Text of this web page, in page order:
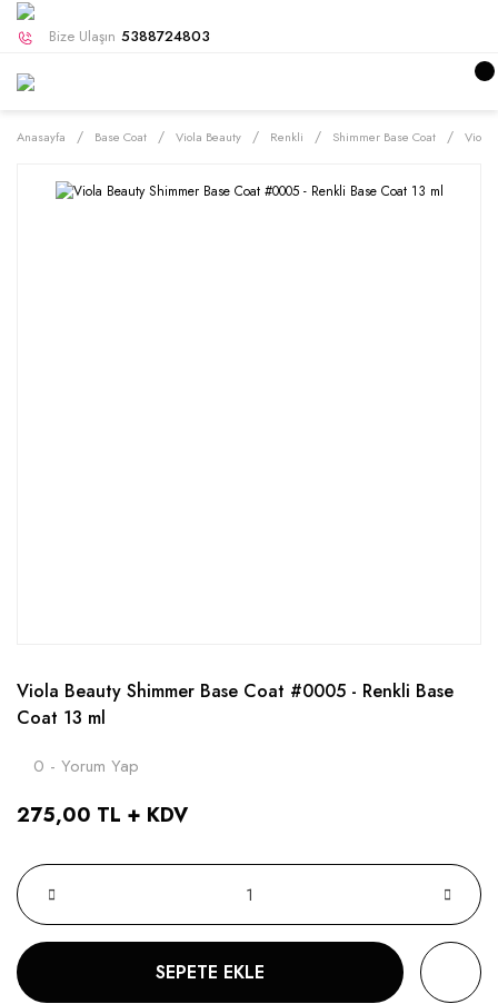
Bize Ulaşın 5388724803
Anasayfa Base Coat Viola Beauty Renkli Shimmer Base Coat Viola
Viola Beauty Shimmer Base Coat #0005 - Renkli Base
Coat 13 ml
0 - Yorum Yap
275,00 TL + KDV
SEPETE EKLE